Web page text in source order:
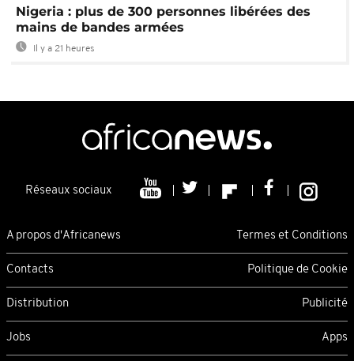
Nigeria : plus de 300 personnes libérées des
mains de bandes armées
Il y a 21 heures
Réseaux sociaux
A propos d'Africanews Termes et Conditions
Contacts Politique de Cookie
Distribution Publicité
Jobs Apps